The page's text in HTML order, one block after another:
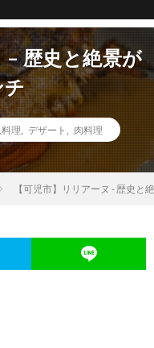
– 歴史と絶景が
チ
理 デザート 肉料理
【可児市】リリアーヌ - 歴史